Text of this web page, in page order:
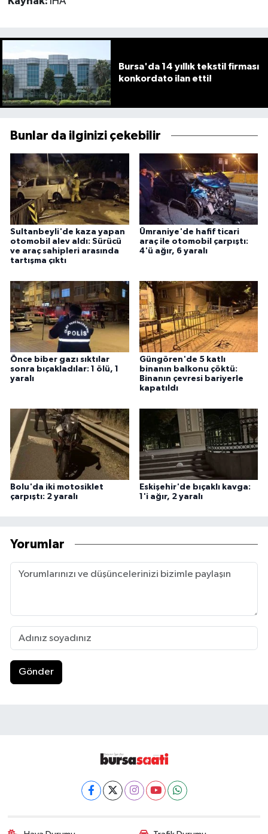
Bursa'da 14 yıllık tekstil firması
konkordato ilan etti!
Bunlar da ilginizi çekebilir
Sultanbeyli'de kaza yapan
otomobil alev aldı: Sürücü
ve araç sahipleri arasında
tartışma çıktı
Ümraniye'de hafif ticari
araç ile otomobil çarpıştı:
4'ü ağır, 6 yaralı
Önce biber gazı sıktılar
sonra bıçakladılar: 1 ölü, 1
yaralı
Güngören'de 5 katlı
binanın balkonu çöktü:
Binanın çevresi bariyerle
kapatıldı
Bolu'da iki motosiklet
çarpıştı: 2 yaralı
Eskişehir'de bıçaklı kavga:
1'i ağır, 2 yaralı
Yorumlar
Gönder